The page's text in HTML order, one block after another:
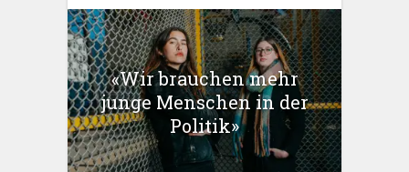
«Wir brauchen mehr
junge Menschen in der
Politik»